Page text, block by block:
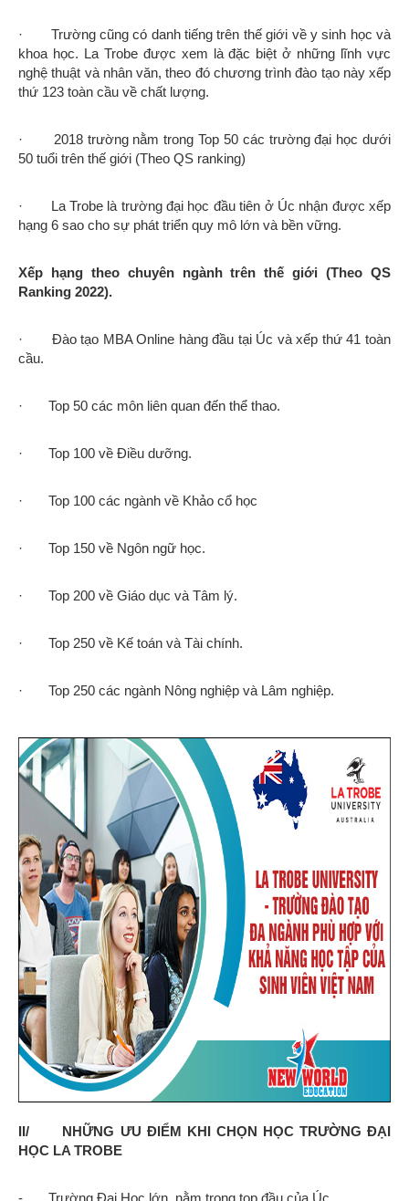
· Trường cũng có danh tiếng trên thế giới về y sinh học và
khoa học. La Trobe được xem là đặc biệt ở những lĩnh vực
nghệ thuật và nhân văn, theo đó chương trình đào tạo này xếp
thứ 123 toàn cầu về chất lượng.
· 2018 trường nằm trong Top 50 các trường đại học dưới
50 tuổi trên thế giới (Theo QS ranking)
· La Trobe là trường đại học đầu tiên ở Úc nhận được xếp
hạng 6 sao cho sự phát triển quy mô lớn và bền vững.
Xếp hạng theo chuyên ngành trên thế giới (Theo QS
Ranking 2022).
· Đào tạo MBA Online hàng đầu tại Úc và xếp thứ 41 toàn
cầu.
· Top 50 các môn liên quan đến thể thao.
· Top 100 về Điều dưỡng.
· Top 100 các ngành về Khảo cổ học
· Top 150 về Ngôn ngữ học.
· Top 200 về Giáo dục và Tâm lý.
· Top 250 về Kế toán và Tài chính.
· Top 250 các ngành Nông nghiệp và Lâm nghiệp.
II/ NHỮNG ƯU ĐIỂM KHI CHỌN HỌC TRƯỜNG ĐẠI
HỌC LA TROBE